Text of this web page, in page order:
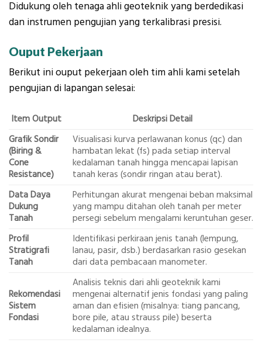
Didukung oleh tenaga ahli geoteknik yang berdedikasi
dan instrumen pengujian yang terkalibrasi presisi.
Ouput Pekerjaan
Berikut ini ouput pekerjaan oleh tim ahli kami setelah
pengujian di lapangan selesai:
Item Output
Deskripsi Detail
Grafik Sondir
(Biring &
Cone
Resistance)
Visualisasi kurva perlawanan konus (qc) dan
hambatan lekat (fs) pada setiap interval
kedalaman tanah hingga mencapai lapisan
tanah keras (sondir ringan atau berat).
Data Daya
Dukung
Tanah
Perhitungan akurat mengenai beban maksimal
yang mampu ditahan oleh tanah per meter
persegi sebelum mengalami keruntuhan geser.
Profil
Stratigrafi
Tanah
Identifikasi perkiraan jenis tanah (lempung,
lanau, pasir, dsb.) berdasarkan rasio gesekan
dari data pembacaan manometer.
Rekomendasi
Sistem
Fondasi
Analisis teknis dari ahli geoteknik kami
mengenai alternatif jenis fondasi yang paling
aman dan efisien (misalnya: tiang pancang,
bore pile, atau strauss pile) beserta
kedalaman idealnya.